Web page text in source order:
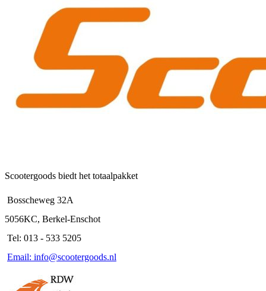
Scootergoods biedt het totaalpakket
Bosscheweg 32A
5056KC, Berkel-Enschot
Tel: 013 - 533 5205
Email: info@scootergoods.nl